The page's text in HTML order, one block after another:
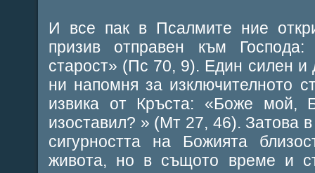
И все пак в Псалмите ние
призив отправен към
старост» (Пс 70, 9). Един силен и
ни напомня за изключителното
извика от Кръста: «Боже
изоставил? » (Мт 27, 46). Затова
сигурността на Божията
живота, но в същото време и